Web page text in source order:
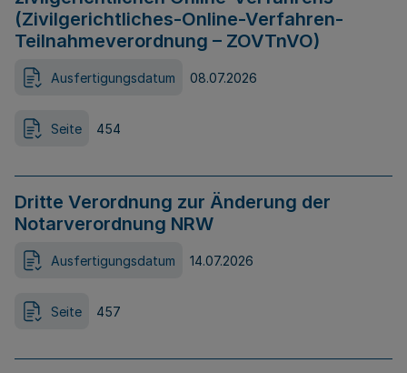
(Zivilgerichtliches-Online-Verfahren-
Teilnahmeverordnung – ZOVTnVO)
Ausfertigungsdatum 08.07.2026
Seite 454
Dritte Verordnung zur Änderung der
Notarverordnung NRW
Ausfertigungsdatum 14.07.2026
Seite 457